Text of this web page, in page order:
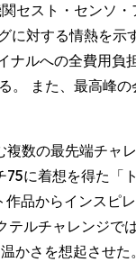
セスト・センソ
対する情熱を示
ルへの全費用負
また、最高峰
数の最先端チャ
に着想を得た「
品からインスピ
ルチャレンジで
かさを想起させ